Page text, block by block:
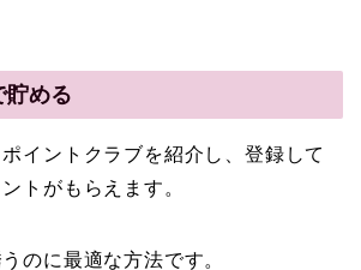
貯める
イントクラブを紹介し、登録して
トがもらえます。
のに最適な方法です。